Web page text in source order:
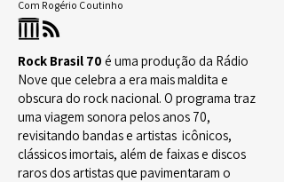
Com Rogério Coutinho
Rock Brasil 70 é uma produção da Rádio
Nove que celebra a era mais maldita e
obscura do rock nacional. O programa traz
uma viagem sonora pelos anos 70,
revisitando bandas e artistas icônicos,
clássicos imortais, além de faixas e discos
raros dos artistas que pavimentaram o